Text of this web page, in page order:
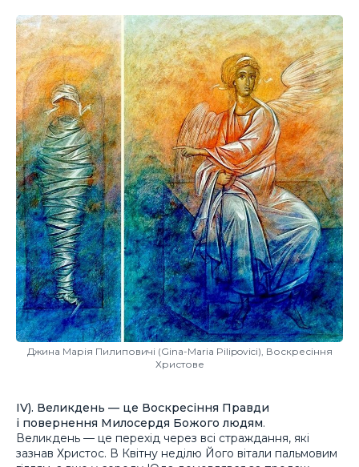
Джина Марія Пилиповичі (Gina-Maria Pilipovici), Воскресіння
Христове
ІV). Великдень — це Воскресіння Правди
і повернення Милосердя Божого людям.
Великдень — це перехід через всі страждання, які
зазнав Христос. В Квітну неділю Його вітали пальмовим